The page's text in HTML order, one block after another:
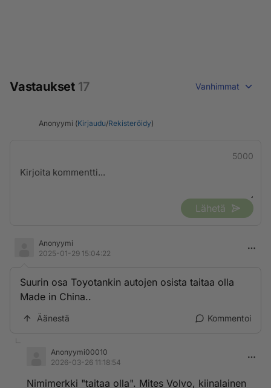
Vastaukset 17 Vanhimmat
Anonyymi (Kirjaudu/Rekisteröidy)
5000
Lähetä
Anonyymi
2025-01-29 15:04:22
Suurin osa Toyotankin autojen osista taitaa olla
Made in China..
Äänestä Kommentoi
Anonyymi00010
2026-03-26 11:18:54
Nimimerkki "taitaa olla". Mites Volvo, kiinalainen